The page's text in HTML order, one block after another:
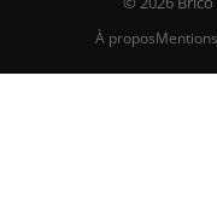
À propos